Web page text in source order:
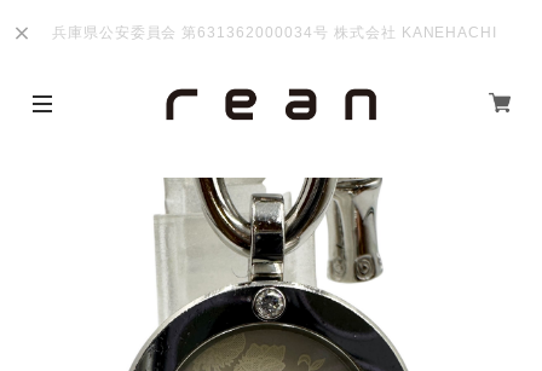
兵庫県公安委員会 第631362000034号 株式会社 KANEHACHI